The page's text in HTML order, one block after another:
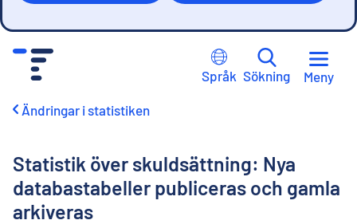
Språk Sökning Meny
Ändringar i statistiken
Statistik över skuldsättning: Nya
databastabeller publiceras och gamla
arkiveras